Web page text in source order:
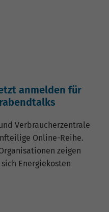
anmelden für
Verbraucherzentrale
Online-Reihe.
zeigen
Energiekosten